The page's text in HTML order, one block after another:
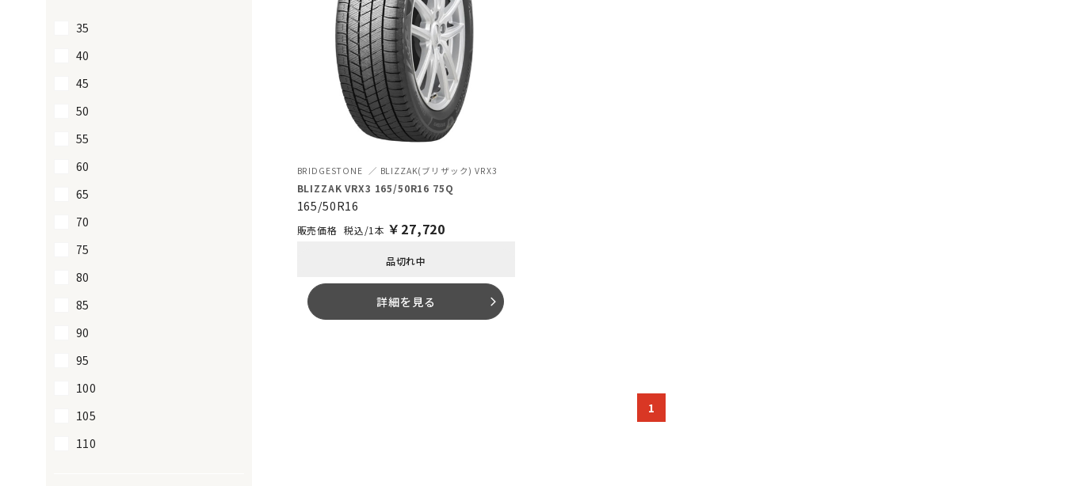
35
40
45
50
55
60
65
70
75
80
85
90
95
100
105
110
BRIDGESTONE BLIZZAK(ブリザック) VRX3
BLIZZAK VRX3 165/50R16 75Q
165/50R16
税込/1本 ￥ 27,720
品切れ中
詳細を見る arrow_forward_ios
1